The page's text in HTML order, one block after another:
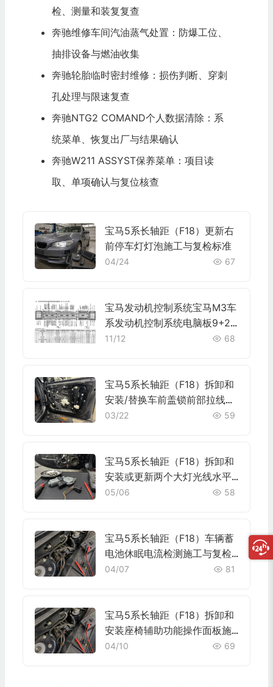
检、测量和装复复查
奔驰维修车间汽油蒸气处置：防爆工位、
抽排设备与燃油收集
奔驰轮胎临时密封维修：损伤判断、穿刺
孔处理与限速复查
奔驰NTG2 COMAND个人数据清除：系
统菜单、恢复出厂与结果确认
奔驰W211 ASSYST保养菜单：项目读
取、单项确认与复位核查
宝马5系长轴距（F18）更新右
前停车灯灯泡施工与复检标准
04/24 67
宝马发动机控制系统宝马M3车
系发动机控制系统电脑板9+24
+52+40+9针端子
11/12 68
宝马5系长轴距（F18）拆卸和
安装/替换车前盖锁前部拉线施
工与复检标准
03/22 59
宝马5系长轴距（F18）拆卸和
安装或更新两个大灯光线水平
调整装置施工与复检标准
05/06 58
宝马5系长轴距（F18）车辆蓄
电池休眠电流检测施工与复检
标准
04/07 81
宝马5系长轴距（F18）拆卸和
安装座椅辅助功能操作面板施
工与复检标准
04/10 69